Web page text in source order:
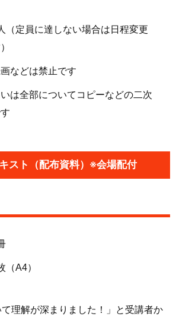
（定員に達しない場合は日程変更
などは禁止です
は全部についてコピーなどの二次
スト（配布資料）※会場配付
（A4）
理解が深まりました！
」と受講者か